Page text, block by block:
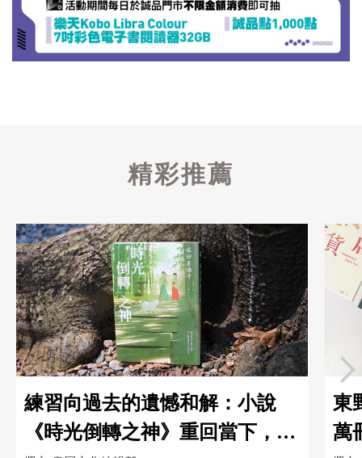
精彩推薦
練習向過去的遺憾和解：小說
《時光倒轉之神》重回當下，踏
東
萬